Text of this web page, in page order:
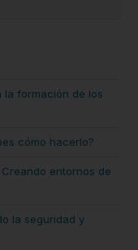
la formación de los
cómo hacerlo?
entornos de
la seguridad y